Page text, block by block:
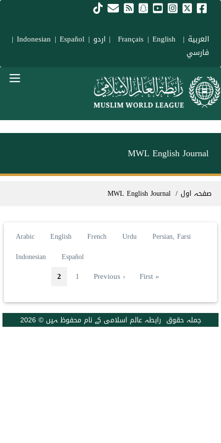
Skip to main content
العربية |
Français
| English
| اردو |
Indonesian |Español
|
فارسي
MWL English Journal
Breadcrumb
صفحہ اول MWL English Journal
Arabic English French Urdu
Persian, Farsi
Indonesian
Español
First page
« First
Previous page
‹ Previous صفحہ
1
Current page
2
جملہ حقوق رابطہ عالم اسلامی کے نام محفوظ ہیں © 2026